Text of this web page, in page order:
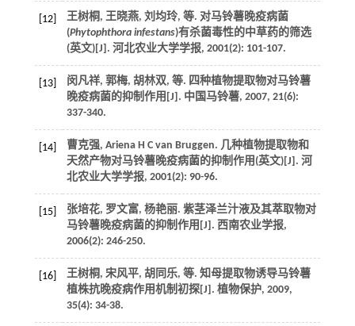
[12] 王树桐, 王晓燕, 刘均玲, 等. 对马铃薯晚疫病菌
(Phytophthora infestans)有杀菌毒性的中草药的筛选
(英文)[J]. 河北农业大学学报, 2001(2): 101-107.
[13] 闵凡祥, 郭梅, 胡林双, 等. 四种植物提取物对马铃薯
晚疫病菌的抑制作用[J]. 中国马铃薯, 2007, 21(6):
337-340.
[14]
曹克强, Ariena H C van Bruggen. 几种植物提取物和
天然产物对马铃薯晚疫病菌的抑制作用(英文)[J]. 河
北农业大学学报, 2001(2): 90-96.
[15]
张培花, 罗文富, 杨艳丽. 紫茎泽兰汁液及其萃取物对
马铃薯晚疫病菌的抑制作用[J]. 西南农业学报,
2006(2): 246-250.
[16] 王树桐, 宋风平, 胡同乐, 等. 知母提取物诱导马铃薯
植株抗晚疫病作用机制初探[J]. 植物保护, 2009,
35(4): 34-38.